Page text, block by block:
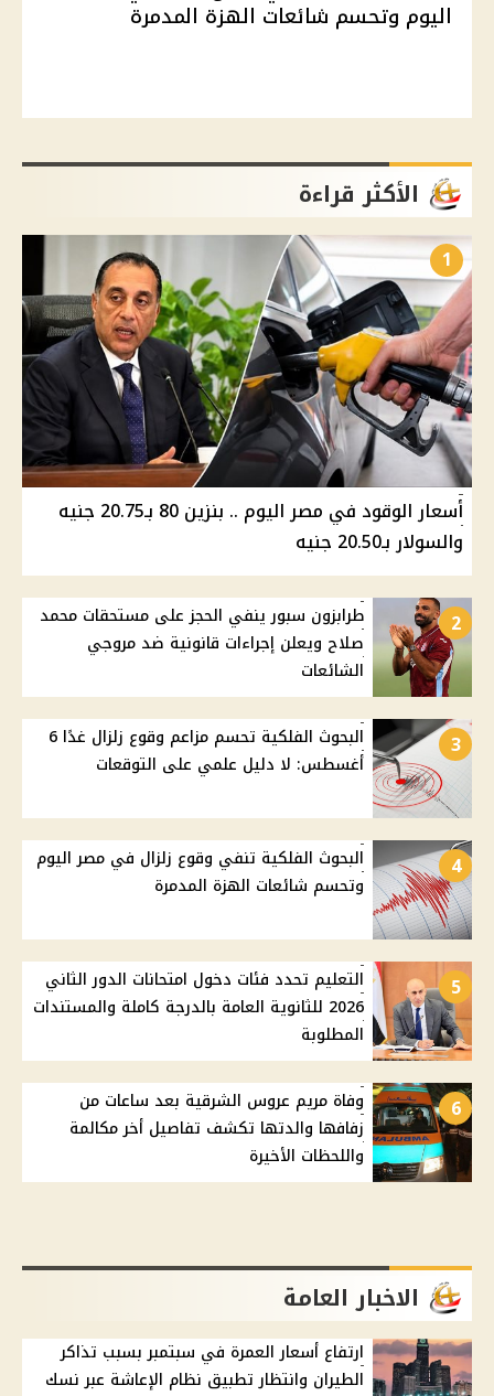
اليوم وتحسم شائعات الهزة المدمرة
الأكثر قراءة
1
أسعار الوقود في مصر اليوم .. بنزين 80 بـ20.75 جنيه
والسولار بـ20.50 جنيه
2
طرابزون سبور ينفي الحجز على مستحقات محمد
صلاح ويعلن إجراءات قانونية ضد مروجي
الشائعات
3
البحوث الفلكية تحسم مزاعم وقوع زلزال غدًا 6
أغسطس: لا دليل علمي على التوقعات
4
البحوث الفلكية تنفي وقوع زلزال في مصر اليوم
وتحسم شائعات الهزة المدمرة
5
التعليم تحدد فئات دخول امتحانات الدور الثاني
2026 للثانوية العامة بالدرجة كاملة والمستندات
المطلوبة
6
وفاة مريم عروس الشرقية بعد ساعات من
زفافها والدتها تكشف تفاصيل أخر مكالمة
واللحظات الأخيرة
الاخبار العامة
ارتفاع أسعار العمرة في سبتمبر بسبب تذاكر
الطيران وانتظار تطبيق نظام الإعاشة عبر نسك